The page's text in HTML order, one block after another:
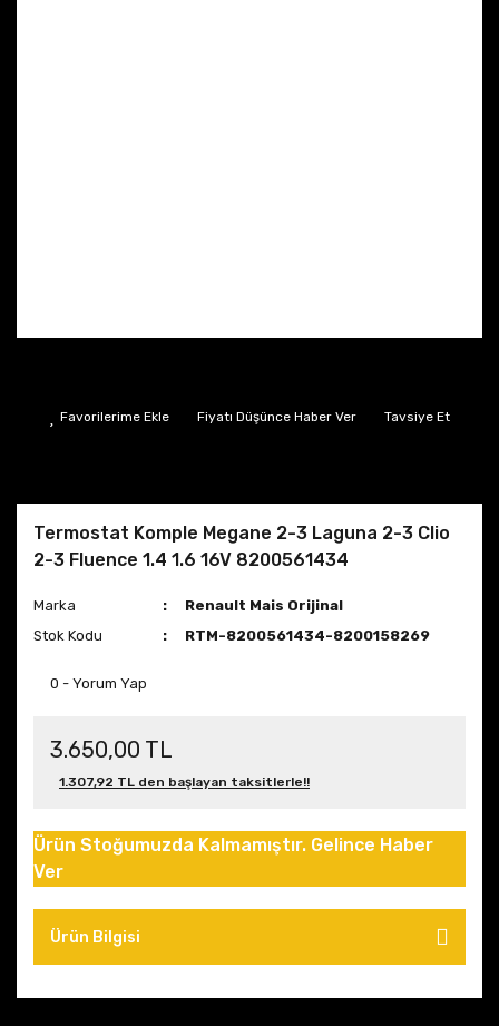
Fiyatı Düşünce Haber Ver Tavsiye Et
Termostat Komple Megane 2-3 Laguna 2-3 Clio
2-3 Fluence 1.4 1.6 16V 8200561434
Marka
Renault Mais Orijinal
Stok Kodu
RTM-8200561434-8200158269
0 - Yorum Yap
3.650,00 TL
1.307,92 TL den başlayan taksitlerle!!
Ürün Stoğumuzda Kalmamıştır. Gelince Haber
Ver
Ürün Bilgisi